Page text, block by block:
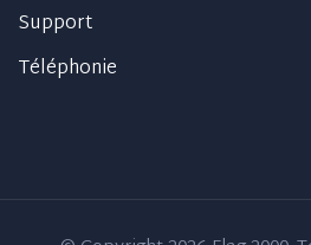
Support
Téléphonie